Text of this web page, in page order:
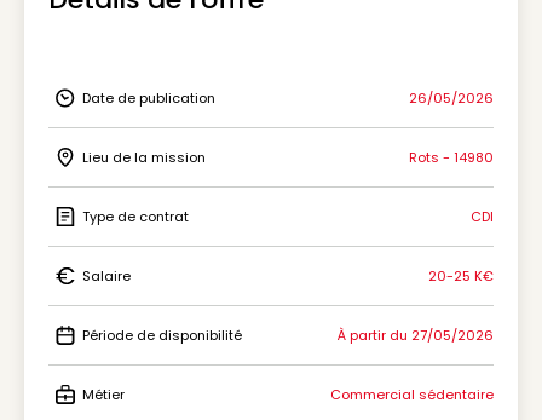
Icon Date de publication
Date de publication 26/05/2026
Icon Lieu de la mission
Lieu de la mission Rots - 14980
Icon Type de contrat
Type de contrat CDI
Icon Salaire
Salaire 20-25 K€
Icon Période de disponibilité
Période de disponibilité À partir du 27/05/2026
Métier Commercial sédentaire